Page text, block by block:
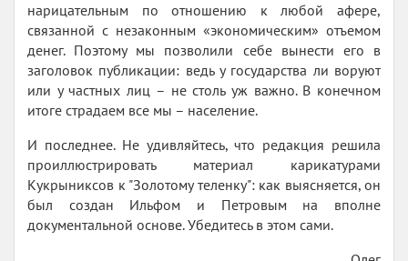
нарицательным по отношению к любой афере,
связанной с незаконным «экономическим» отъемом
денег. Поэтому мы позволили себе вынести его в
заголовок публикации: ведь у государства ли воруют
или у частных лиц – не столь уж важно. В конечном
итоге страдаем все мы – население.
И последнее. Не удивляйтесь, что редакция решила
проиллюстрировать материал карикатурами
Кукрыниксов к "Золотому теленку": как выясняется, он
был создан Ильфом и Петровым на вполне
документальной основе. Убедитесь в этом сами.